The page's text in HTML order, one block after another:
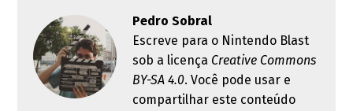
Pedro Sobral
Escreve para o Nintendo Blast
sob a licença Creative Commons
BY-SA 4.0. Você pode usar e
compartilhar este conteúdo